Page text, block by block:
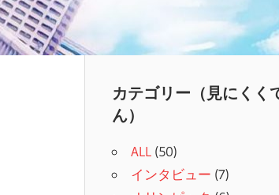
カテゴリー（見にくく
ん）
ALL(50)
インタビュー (7)